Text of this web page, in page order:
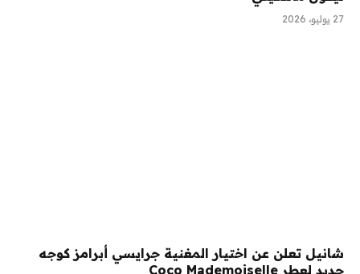
27 يوليو، 2026
شانيل تعلن عن اختيار المغنية جرايسي أبرامز كوجه
جديد لعطر Coco Mademoiselle